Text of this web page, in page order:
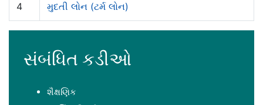
4 મુદતી લોન (ટર્મ લોન)
સંબંધિત કડીઓ
શૈક્ષણિક